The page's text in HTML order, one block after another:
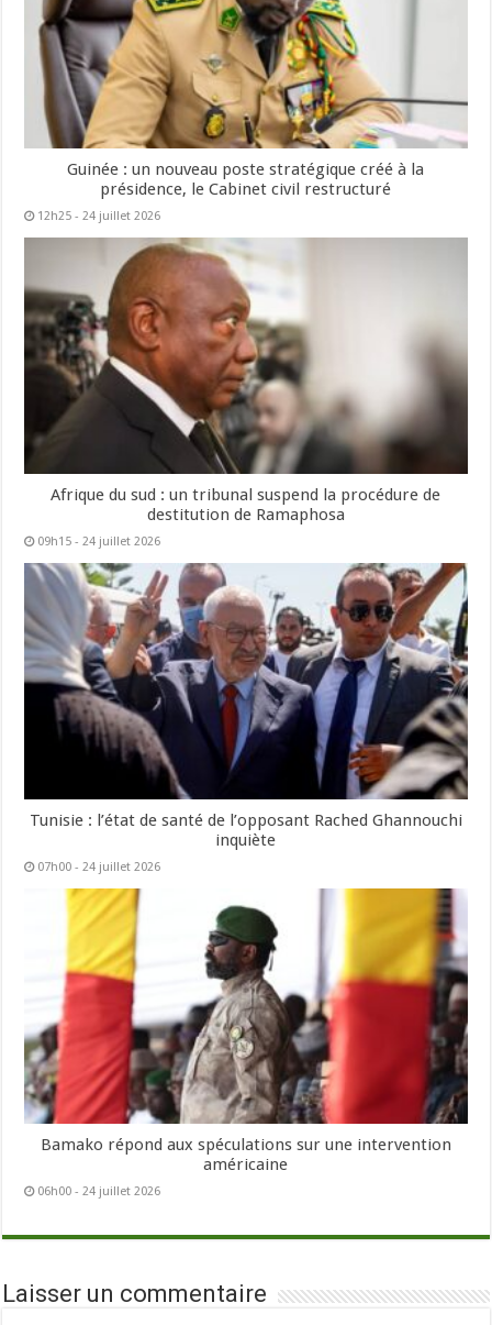
Guinée : un nouveau poste stratégique créé à la
présidence, le Cabinet civil restructuré
12h25 - 24 juillet 2026
Afrique du sud : un tribunal suspend la procédure de
destitution de Ramaphosa
09h15 - 24 juillet 2026
Tunisie : l’état de santé de l’opposant Rached Ghannouchi
inquiète
07h00 - 24 juillet 2026
Bamako répond aux spéculations sur une intervention
américaine
06h00 - 24 juillet 2026
Laisser un commentaire